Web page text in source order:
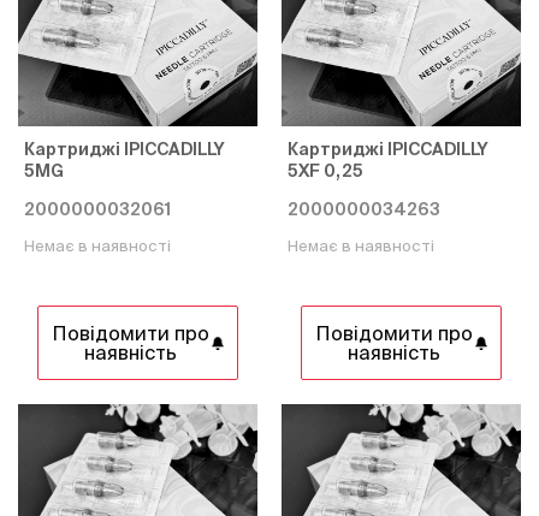
Картриджі IPICCADILLY
5MG
2000000032061
Немає в наявності
Повідомити про
наявність
Картриджі IPICCADILLY
5XF 0,25
2000000034263
Немає в наявності
Повідомити про
наявність